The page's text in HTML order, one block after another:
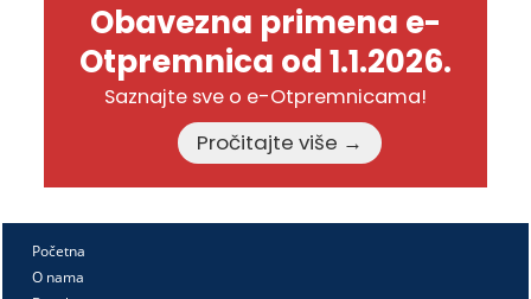
Obavezna primena e-
Otpremnica od 1.1.2026.
Saznajte sve o e-Otpremnicama!
Pročitajte više →
Početna
O nama